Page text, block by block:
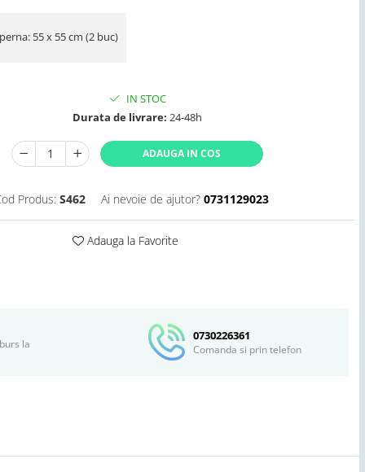
55 x 55 cm (2 buc)
IN STOC
Durata de livrare: 24-48h
ADAUGA IN COS
Produs: S462 Ai nevoie de ajutor? 0731129023
Adauga la Favorite
la
0730226361
Comanda si prin telefon